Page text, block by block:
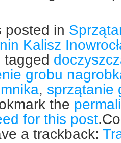
posted in
Kalisz
grobu
, sprzątanie
the
for this post
a trackback: